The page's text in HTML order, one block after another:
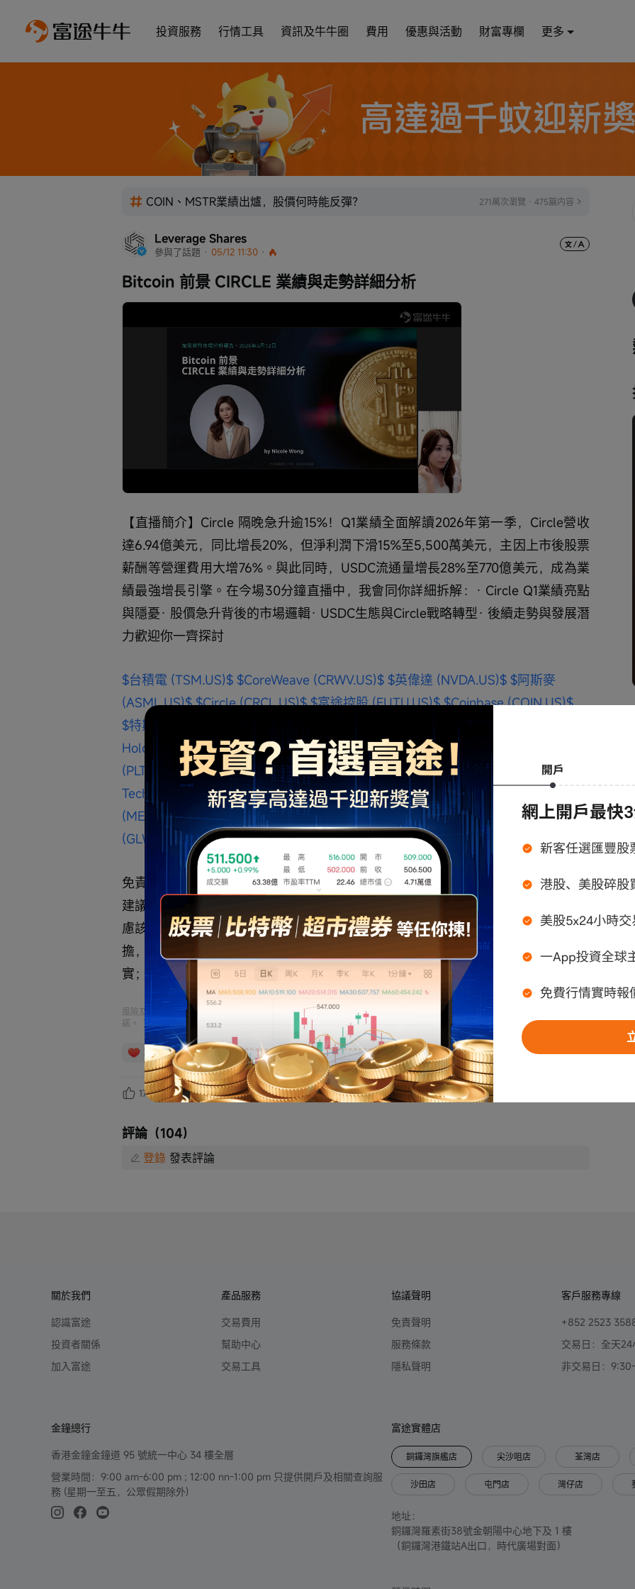
投資服務 行情工具 資訊及牛牛圈 費用 優惠與活動 財富專欄 更多
COIN、MSTR業績出爐，股價何時能反彈？ 271萬次瀏覽 · 475篇内容
Leverage Shares
參與了話題 · 05/12 11:30 ·
Bitcoin 前景 CIRCLE 業績與走勢詳細分析
放
【直播簡介】Circle 隔晚急升逾15%！Q1業績全面解讀2026年第一季，Circle營收
達6.94億美元，同比增長20%，但淨利潤下滑15%至5,500萬美元，主因上市後股票
薪酬等營運費用大增76%。與此同時，USDC流通量增長28%至770億美元，成為業
績最強增長引擎。在今場30分鐘直播中，我會同你詳細拆解：· Circle Q1業績亮點
與隱憂· 股價急升背後的市場邏輯· USDC生態與Circle戰略轉型· 後續走勢與發展潛
力歡迎你一齊探討
$台積電 (TSM.US)$ $CoreWeave (CRWV.US)$ $英偉達 (NVDA.US)$ $阿斯麥
(ASML.US)$ $Circle (CRCL.US)$ $富途控股 (FUTU.US)$ $Coinbase (COIN.US)$
$特斯拉 (TSLA.US)$
Holdings (ARM.US)$ $Robinhood (HOOD.US)$ $PayPal (PYPL.US)$
(PLTR.US)$ $富途控股 (FUTU.US)$ $NEBIUS (NBIS.US)$ $Bitmine Immersion
Technologies (BMNR.US)$ $百度 (BIDU.US)$ $蔚來 (NIO.US)$ $Meta Platforms
(META.US)$ $蘋果 (AAPL.US)$ $微軟 (MSFT.US)$ $閃迪 (SNDK.US)$
$康寧
(GLW.US)$ $Figma Inc (FIG.US)$ $Lumentum (LITE.US)$ $Strategy (MSTR.US)$
免責聲明: 內容純屬個人分享，並不構成任何證券、金融產品或工具的要約、招攬、
建議、意見或保證。投資涉及風險，最大損失可能超過您的投資本金。投資者應考
慮該等投資是否適合閣下的財務狀況，所有投資決定及其後果，概由投資者自行承
擔，建議諮詢專業投資顧問。本⼈不保證所引用資料之準確性或完整性，請自行核
實；對任何錯誤、遺漏或因依賴資料而導致之損失，本人恕不負責。
風險及免責聲明：以上內容僅代表作者個人觀點，不代表富途任何立場，亦不構成任何投資建議，富途對此不作任何保證與承
諾。
更多信息
3 11 1
17 104
評論（104）
登錄 發表評論
關於我們
認識富途
投資者關係
加入富途
產品服務
交易費用
幫助中心
交易工具
協議聲明
免責聲明
服務條款
隱私聲明
客戶服務專線
+852 2523
交易日：全天24
非交易日：
金鐘總行
香港金鐘金鐘道 95 號統一中心 34 樓全層
營業時間：9:00 am-6:00 pm ; 12:00 nn-1:00 pm 只提供開戶及相關查詢服
務 (星期一至五，公眾假期除外)
富途實體店
銅鑼灣旗艦店 尖沙咀店 荃灣店
沙田店 屯門店 灣仔店
地址：
銅鑼灣羅素街38號金朝陽中心地下及 1 樓
（銅鑼灣港鐵站A出口，時代廣場對面）